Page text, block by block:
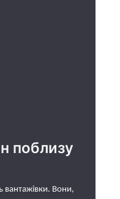
поблизу
вантажівки. Вони,